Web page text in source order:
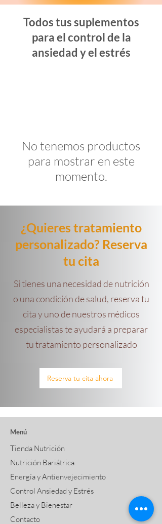
Todos tus suplementos
para el control de la
ansiedad y el estrés
No tenemos productos
para mostrar en este
momento.
¿Quieres tratamiento
personalizado? Reserva
tu cita
Si tienes una necesidad de nutrición
o una condición de salud, reserva tu
cita y uno de nuestros médicos
especialistas te ayudará a preparar
tu tratamiento personalizado
Reserva tu cita ahora
Menú
Tienda Nutrición
Nutrición Bariátrica
Energía y Antienvejecimiento
Control Ansiedad y Estrés
Belleza y Bienestar
Contacto